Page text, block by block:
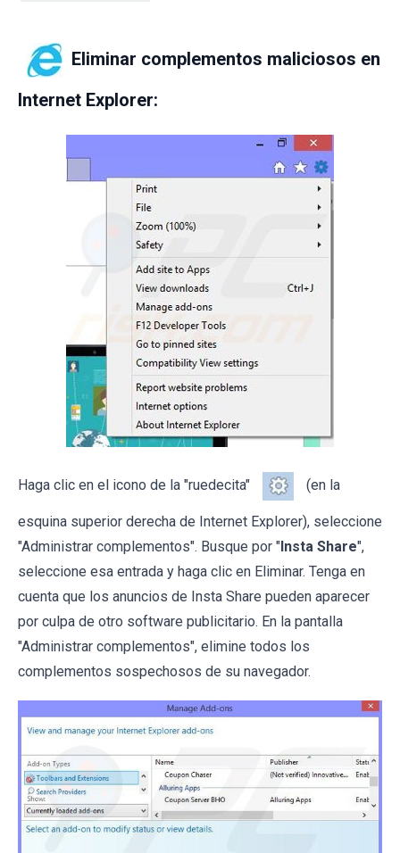
Eliminar complementos maliciosos en
Internet Explorer:
Haga clic en el icono de la "ruedecita" (en la
esquina superior derecha de Internet Explorer), seleccione
"Administrar complementos". Busque por "Insta Share",
seleccione esa entrada y haga clic en Eliminar. Tenga en
cuenta que los anuncios de Insta Share pueden aparecer
por culpa de otro software publicitario. En la pantalla
"Administrar complementos", elimine todos los
complementos sospechosos de su navegador.